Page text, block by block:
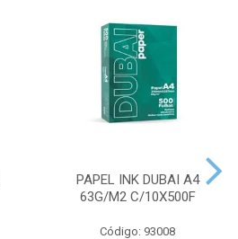
PAPEL INK DUBAI A4
63G/M2 C/10X500F
Código: 93008